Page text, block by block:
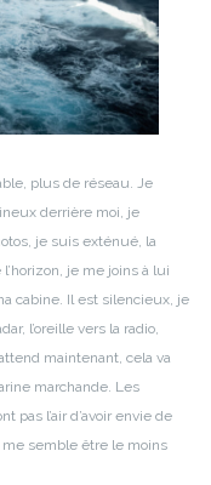
plus de réseau. Je
derrière moi, je
je suis exténué, la
je me joins à lui
cabine. Il est silencieux, je
l’oreille vers la radio,
maintenant, cela va
marchande. Les
pas l’air d’avoir envie de
semble être le moins